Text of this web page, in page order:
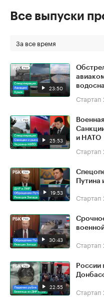
Все выпуски
За все время
23:50
Стартап
25:53
и НАТО
Стартап
19:53
Путина
Стартап
30:43 Стартап
22:55
России
Стартап